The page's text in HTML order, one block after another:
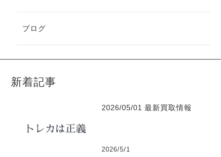
ブログ
新着記事
2026/05/01 最新買取情報
2026/5/1